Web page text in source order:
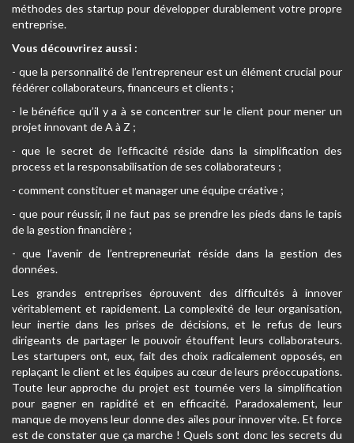
méthodes des startup pour développer durablement votre propre
entreprise.
Vous découvrirez aussi :
- que la personnalité de l’entrepreneur est un élément crucial pour
fédérer collaborateurs, financeurs et clients ;
- le bénéfice qu’il y a à se concentrer sur le client pour mener un
projet innovant de A à Z ;
- que le secret de l’efficacité réside dans la simplification des
process et la responsabilisation de ses collaborateurs ;
- comment constituer et manager une équipe créative ;
- que pour réussir, il ne faut pas se prendre les pieds dans le tapis
de la gestion financière ;
- que l’avenir de l’entrepreneuriat réside dans la gestion des
données.
Les grandes entreprises éprouvent des difficultés à innover
véritablement et rapidement. La complexité de leur organisation,
leur inertie dans les prises de décisions, et le refus de leurs
dirigeants de partager le pouvoir étouffent leurs collaborateurs.
Les startupers ont, eux, fait des choix radicalement opposés, en
replaçant le client et les équipes au cœur de leurs préoccupations.
Toute leur approche du projet est tournée vers la simplification
pour gagner en rapidité et en efficacité. Paradoxalement, leur
manque de moyens leur donne des ailes pour innover vite. Et force
est de constater que ça marche ! Quels sont donc les secrets du